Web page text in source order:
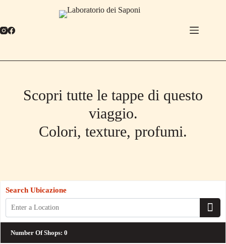
Scopri tutte le tappe di questo
viaggio.
Colori, texture, profumi.
Search Ubicazione
Number Of Shops: 0